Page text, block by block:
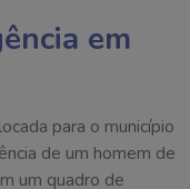
em
para o município
de um homem de
um quadro de